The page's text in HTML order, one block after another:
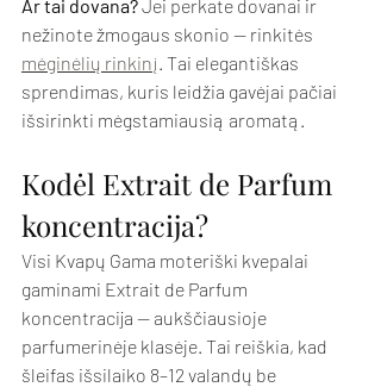
Ar tai dovana? Jei perkate dovanai ir
nežinote žmogaus skonio — rinkitės
mėginėlių rinkinį . Tai elegantiškas
sprendimas, kuris leidžia gavėjai pačiai
išsirinkti mėgstamiausią aromatą.
Kodėl Extrait de Parfum
koncentracija?
Visi Kvapų Gama moteriški kvepalai
gaminami Extrait de Parfum
koncentracija — aukščiausioje
parfumerinėje klasėje. Tai reiškia, kad
šleifas išsilaiko 8–12 valandų be